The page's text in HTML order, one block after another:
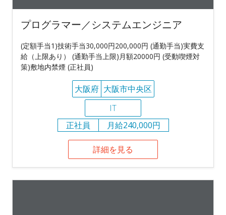
プログラマー／システムエンジニア
(定額手当1)技術手当30,000円200,000円 (通勤手当)実費支
給（上限あり） (通勤手当上限)月額20000円 (受動喫煙対
策)敷地内禁煙 (正社員)
大阪府 大阪市中央区
IT
正社員
月給240,000円
詳細を見る